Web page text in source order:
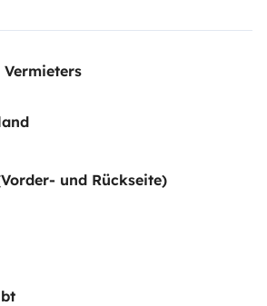
und Rückseite)